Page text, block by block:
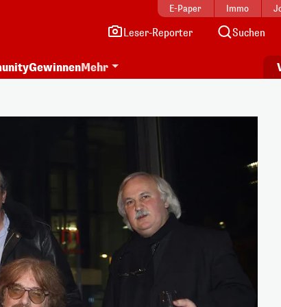
E-Paper Immo
Leser-Reporter Suchen
GewinnenMehr